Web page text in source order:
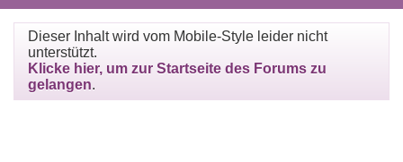
Dieser Inhalt wird vom Mobile-Style leider nicht
unterstützt.
Klicke hier, um zur Startseite des Forums zu
gelangen.